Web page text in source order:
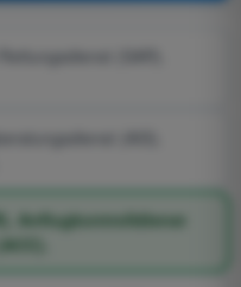
Anflugkontrolldienst